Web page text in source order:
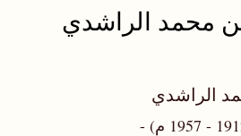
محمد الراشدي
الراشدي